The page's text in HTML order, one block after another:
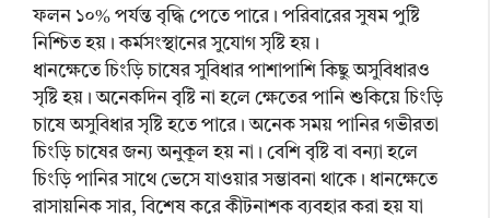
ফলন ১০% পর্যন্ত বৃদ্ধি পেতে পারে। পরিবারের সুষম পুষ্টি
নিশ্চিত হয়। কর্মসংস্থানের সুযোগ সৃষ্টি হয়।
ধানক্ষেতে চিংড়ি চাষের সুবিধার পাশাপাশি কিছু অসুবিধারও
সৃষ্টি হয়। অনেকদিন বৃষ্টি না হলে ক্ষেতের পানি শুকিয়ে চিংড়ি
চাষে অসুবিধার সৃষ্টি হতে পারে। অনেক সময় পানির গভীরতা
চিংড়ি চাষের জন্য অনুকূল হয় না। বেশি বৃষ্টি বা বন্যা হলে
চিংড়ি পানির সাথে ভেসে যাওয়ার সম্ভাবনা থাকে। ধানক্ষেতে
রাসায়নিক সার, বিশেষ করে কীটনাশক ব্যবহার করা হয় যা